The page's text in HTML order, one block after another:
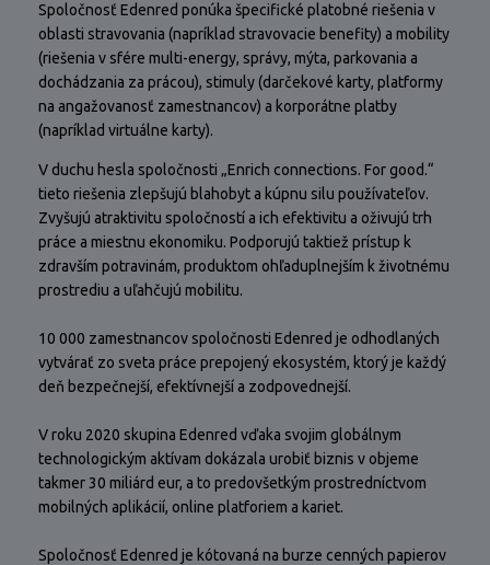
Spoločnosť Edenred ponúka špecifické platobné riešenia v
oblasti stravovania (napríklad stravovacie benefity) a mobility
(riešenia v sfére multi-energy, správy, mýta, parkovania a
dochádzania za prácou), stimuly (darčekové karty, platformy
na angažovanosť zamestnancov) a korporátne platby
(napríklad virtuálne karty).
V duchu hesla spoločnosti „Enrich connections. For good.“
tieto riešenia zlepšujú blahobyt a kúpnu silu používateľov.
Zvyšujú atraktivitu spoločností a ich efektivitu a oživujú trh
práce a miestnu ekonomiku. Podporujú taktiež prístup k
zdravším potravinám, produktom ohľaduplnejším k životnému
prostrediu a uľahčujú mobilitu.
10 000 zamestnancov spoločnosti Edenred je odhodlaných
vytvárať zo sveta práce prepojený ekosystém, ktorý je každý
deň bezpečnejší, efektívnejší a zodpovednejší.
V roku 2020 skupina Edenred vďaka svojim globálnym
technologickým aktívam dokázala urobiť biznis v objeme
takmer 30 miliárd eur, a to predovšetkým prostredníctvom
mobilných aplikácií, online platforiem a kariet.
Spoločnosť Edenred je kótovaná na burze cenných papierov